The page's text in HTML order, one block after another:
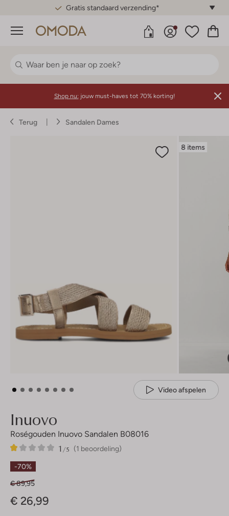
Gratis standaard verzending*
Menu
Shop nu: jouw must-haves tot 70% korting!
Terug Sandalen Dames
8 items
Video afspelen
Inuovo
Roségouden Inuovo Sandalen B08016
(1 beoordeling)
1 /5
1
1
Ster
-70%
€ 89,95
€ 26,99